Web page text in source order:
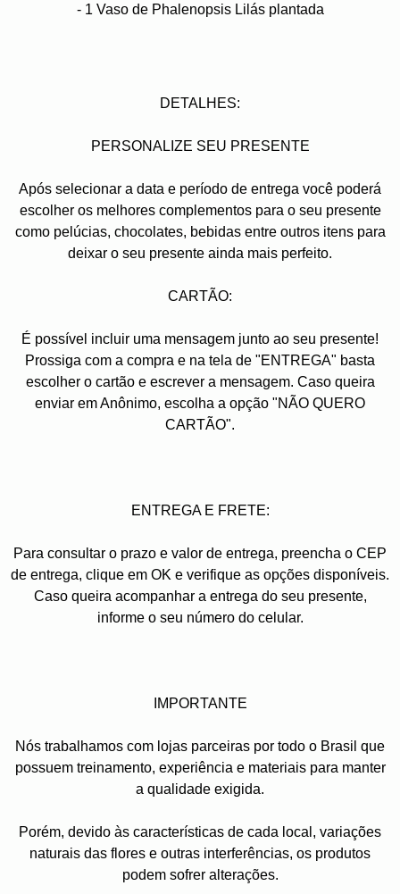
- 1 Vaso de Phalenopsis Lilásplantada
DETALHES:
PERSONALIZE SEU PRESENTE
Após selecionar a data e período de entrega você poder
escolher os melhores complementos para o seu presente
como pelúcias, chocolates, bebidas entre outros itens para
deixar o seu presente ainda mais perfeito.
CARTÃO:
É possível incluir uma mensagem junto ao seu presente!
Prossiga com a compra e na tela de "ENTREGA" basta
escolher o cartão e escrever a mensagem. Caso queira
enviar em Anônimo, escolha a opção "NÃO QUERO
CARTÃO".
ENTREGA E FRETE:
Para consultar o prazo e valor de entrega, preencha o CEP
de entrega, clique em OK e verifique as opções disponíveis.
Caso queira acompanhar a entrega do seu presente,
informe o seu número do celular.
IMPORTANTE
Nós trabalhamos com lojas parceiras por todo o Brasil que
possuem treinamento, experiência e materiais para manter
a qualidade exigida.
Porém, devido às características de cada local, variações
naturais das flores e outras interferências, os produtos
podem sofrer alterações.